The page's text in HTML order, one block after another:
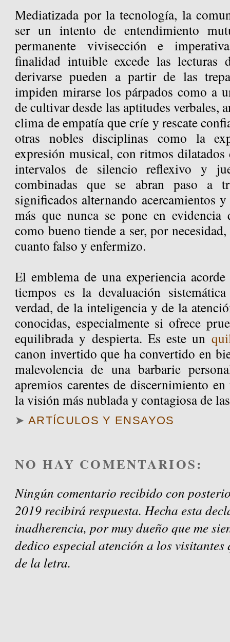
Mediatizada por la tecnología, la
ser un intento de entendimiento
permanente vivisección e
finalidad intuible excede las lecturas
derivarse pueden a partir de las
impiden mirarse los párpados como a
de cultivar desde las aptitudes verbales,
clima de empatía que críe y rescate
otras nobles disciplinas como la
expresión musical, con ritmos
intervalos de silencio reflexivo y
combinadas que se abran paso a
significados alternando acercamientos
más que nunca se pone en evidencia
como bueno tiende a ser, por
cuanto falso y enfermizo.
El emblema de una experiencia
tiempos es la devaluación
verdad, de la inteligencia y de la
conocidas, especialmente si ofrece
equilibrada y despierta. Es este un
canon invertido que ha convertido en
malevolencia de una barbarie
apremios carentes de discernimiento
la visión más nublada y contagiosa de
➤ ARTÍCULOS Y ENSAYOS
NO HAY COMENTARIOS:
Ningún comentario recibido con
2019 recibirá respuesta. Hecha esta
inadherencia, por muy dueño que me
dedico especial atención a los
de la letra.